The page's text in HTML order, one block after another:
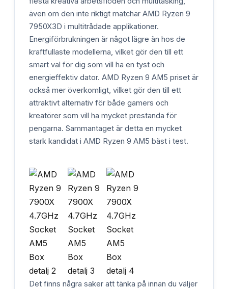
även om den inte riktigt matchar AMD Ryzen 9
7950X3D i multitrådade applikationer.
Energiförbrukningen är något lägre än hos de
kraftfullaste modellerna, vilket gör den till ett
smart val för dig som vill ha en tyst och
energieffektiv dator. AMD Ryzen 9 AM5 priset är
också mer överkomligt, vilket gör den till ett
attraktivt alternativ för både gamers och
kreatörer som vill ha mycket prestanda för
pengarna. Sammantaget är detta en mycket
stark kandidat i AMD Ryzen 9 AM5 bäst i test.
Det finns några saker att tänka på innan du väljer